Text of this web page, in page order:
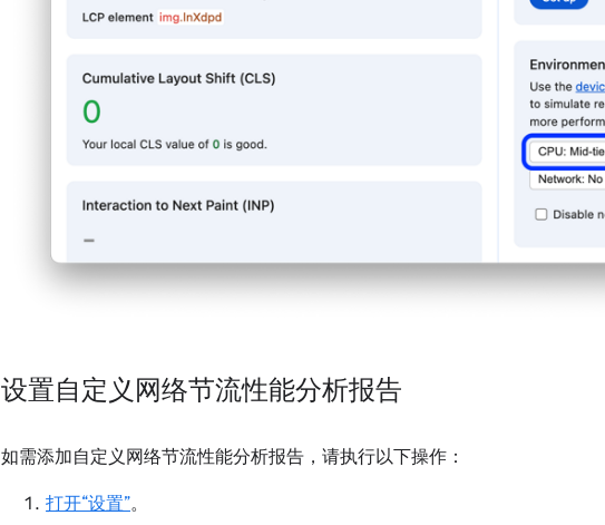
设置自定义网络节流性能分析报告
如需添加自定义网络节流性能分析报告，请执行以下操作：
打开“设置”。